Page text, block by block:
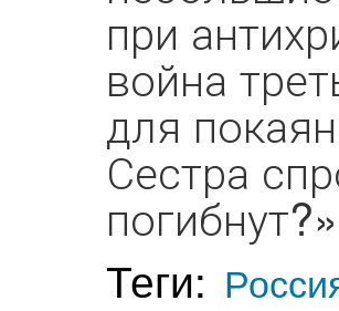
при
война
для
Сестра
Теги: